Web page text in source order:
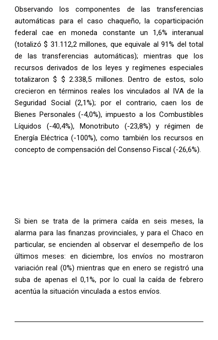
Observando los componentes de las transferencias
automáticas para el caso chaqueño, la coparticipación
federal cae en moneda constante un 1,6% interanual
(totalizó $ 31.112,2 millones, que equivale al 91% del total
de las transferencias automáticas); mientras que los
recursos derivados de los leyes y regímenes especiales
totalizaron $ $ 2.338,5 millones. Dentro de estos, solo
crecieron en términos reales los vinculados al IVA de la
Seguridad Social (2,1%); por el contrario, caen los de
Bienes Personales (-4,0%), impuesto a los Combustibles
Líquidos (-40,4%), Monotributo (-23,8%) y régimen de
Energía Eléctrica (-100%), como también los recursos en
concepto de compensación del Consenso Fiscal (-26,6%).
Si bien se trata de la primera caída en seis meses, la
alarma para las finanzas provinciales, y para el Chaco en
particular, se encienden al observar el desempeño de los
últimos meses: en diciembre, los envíos no mostraron
variación real (0%) mientras que en enero se registró una
suba de apenas el 0,1%, por lo cual la caída de febrero
acentúa la situación vinculada a estos envíos.